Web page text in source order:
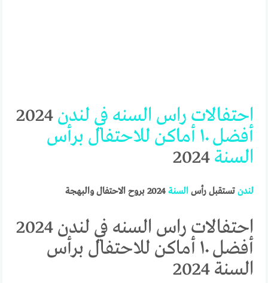
احتفالات راس السنه في لندن2024
أفضل ١٠ أماكن للاحتفال برأس
السنة2024
لندن تستقبل رأسالسنة 2024 بروح الاحتفال والبهجة
احتفالات راس السنه في لندن 2024
أفضل ١٠ أماكن للاحتفال برأس
السنة 2024